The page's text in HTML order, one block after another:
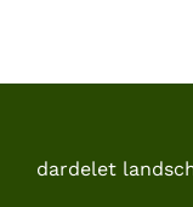
dardelet